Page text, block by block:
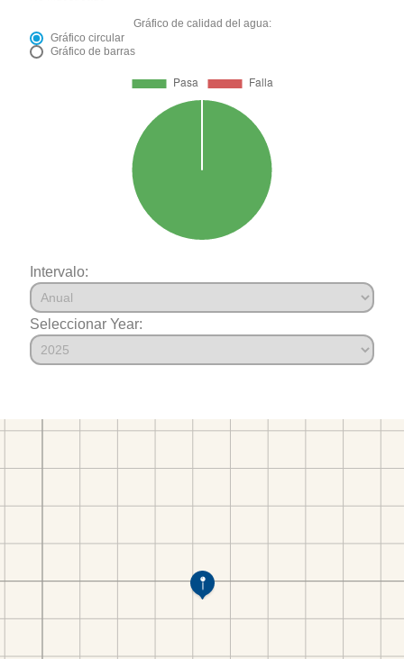
Gráfico de calidad del agua:
Gráfico circular
Gráfico de barras
Intervalo:
Seleccionar Year: